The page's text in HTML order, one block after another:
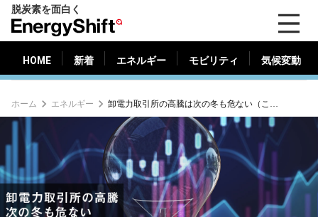
脱炭素を面白く
ナ
ジ
ー
フ
ト）
HOME 新着 エネルギー モビリティ 気候変動
新着 エネルギー 気候変動
ホーム エネルギー 卸電力取引所の高騰は次の冬も危ない（このままでは）